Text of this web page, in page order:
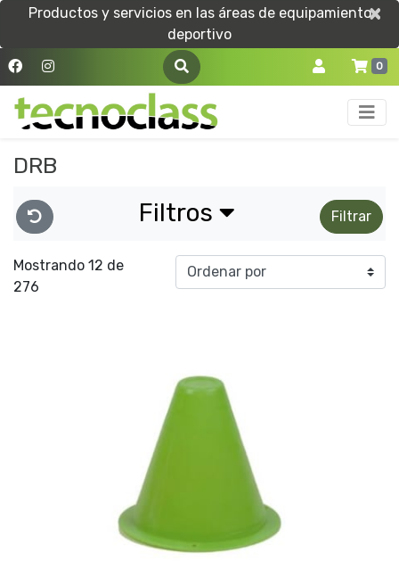
Productos y servicios en las áreas de equipamiento
deportivo
×
×
0
DRB
Filtros Filtrar
Mostrando 12 de
276